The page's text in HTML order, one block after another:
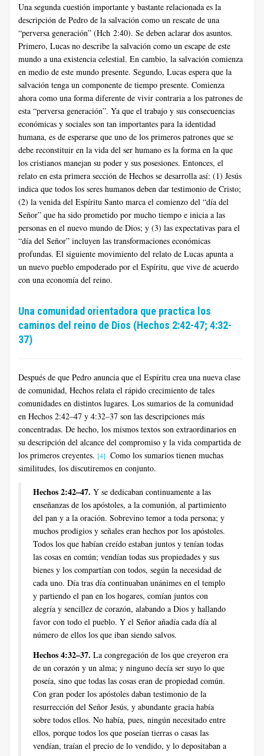
Una segunda cuestión importante y bastante relacionada es la
descripción de Pedro de la salvación como un rescate de una
“perversa generación” (Hch 2:40). Se deben aclarar dos asuntos.
Primero, Lucas no describe la salvación como un escape de este
mundo a una existencia celestial. En cambio, la salvación comienza
en medio de este mundo presente. Segundo, Lucas espera que la
salvación tenga un componente de tiempo presente. Comienza
ahora como una forma diferente de vivir contraria a los patrones de
esta “perversa generación”. Ya que el trabajo y sus consecuencias
económicas y sociales son tan importantes para la identidad
humana, es de esperarse que uno de los primeros patrones que se
debe reconstituir en la vida del ser humano es la forma en la que
los cristianos manejan su poder y sus posesiones. Entonces, el
relato en esta primera sección de Hechos se desarrolla así: (1) Jesús
indica que todos los seres humanos deben dar testimonio de Cristo;
(2) la venida del Espíritu Santo marca el comienzo del “día del
Señor” que ha sido prometido por mucho tiempo e inicia a las
personas en el nuevo mundo de Dios; y (3) las expectativas para el
“día del Señor” incluyen las transformaciones económicas
profundas. El siguiente movimiento del relato de Lucas apunta a
un nuevo pueblo empoderado por el Espíritu, que vive de acuerdo
con una economía del reino.
Una comunidad orientadora que practica los
caminos del reino de Dios (Hechos 2:42-47; 4:32-
37)
Después de que Pedro anuncia que el Espíritu crea una nueva clase
de comunidad, Hechos relata el rápido crecimiento de tales
comunidades en distintos lugares. Los sumarios de la comunidad
en Hechos 2:42–47 y 4:32–37 son las descripciones más
concentradas. De hecho, los mismos textos son extraordinarios en
su descripción del alcance del compromiso y la vida compartida de
los primeros creyentes. [4] Como los sumarios tienen muchas
similitudes, los discutiremos en conjunto.
Hechos 2:42–47. Y se dedicaban continuamente a las
enseñanzas de los apóstoles, a la comunión, al partimiento
del pan y a la oración. Sobrevino temor a toda persona; y
muchos prodigios y señales eran hechos por los apóstoles.
Todos los que habían creído estaban juntos y tenían todas
las cosas en común; vendían todas sus propiedades y sus
bienes y los compartían con todos, según la necesidad de
cada uno. Día tras día continuaban unánimes en el templo
y partiendo el pan en los hogares, comían juntos con
alegría y sencillez de corazón, alabando a Dios y hallando
favor con todo el pueblo. Y el Señor añadía cada día al
número de ellos los que iban siendo salvos.
Hechos 4:32–37. La congregación de los que creyeron era
de un corazón y un alma; y ninguno decía ser suyo lo que
poseía, sino que todas las cosas eran de propiedad común.
Con gran poder los apóstoles daban testimonio de la
resurrección del Señor Jesús, y abundante gracia había
sobre todos ellos. No había, pues, ningún necesitado entre
ellos, porque todos los que poseían tierras o casas las
vendían, traían el precio de lo vendido, y lo depositaban a